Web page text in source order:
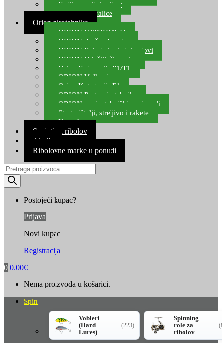
Kutije za sitni pribor
Kutije za varalice
Orion pirotehnika
ORION VATROMETI
ORION Zračne bombe
ORION Rakete i raketni setovi
ORION Odašiljači zvuka
Orion Kategorija P1/T1
ORION Vulkani
Orion Kategorija F1
ORION Party pirotehnika
ORION nepirotehnički proizvodi
Start pištolji, streljivo i rakete
Kontakt
Savjeti za ribolov
Akcija
Ribolovne marke u ponudi
Products
search
Postojeći kupac?
Prijava
Novi kupac
Registracija
0 0.00€
Nema proizvoda u košarici.
Spin
Vobleri
(Hard
Lures)
(223)
Spinning
role za
ribolov